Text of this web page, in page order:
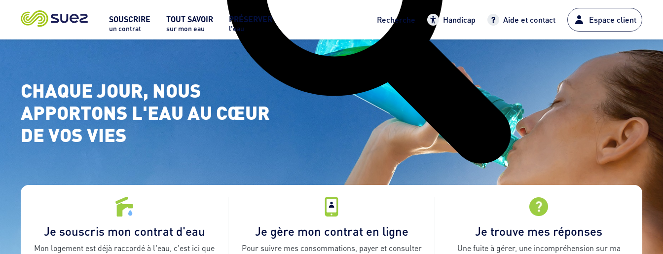
SOUSCRIRE
un contrat
TOUT SAVOIR
sur mon eau
PRÉSERVER
l'eau
Recherche Handicap Aide et contact Espace client
CHAQUE JOUR, NOUS
APPORTONS L'EAU AU CŒUR
DE VOS VIES
Je souscris mon contrat d'eau
Mon logement est déjà raccordé à l'eau, c'est ici que
Je gère mon contrat en ligne
Pour suivre mes consommations, payer et consulter
Je trouve mes réponses
Une fuite à gérer, une incompréhension sur ma